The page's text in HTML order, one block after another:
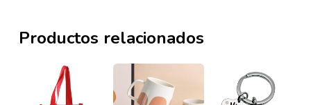
Productos relacionados